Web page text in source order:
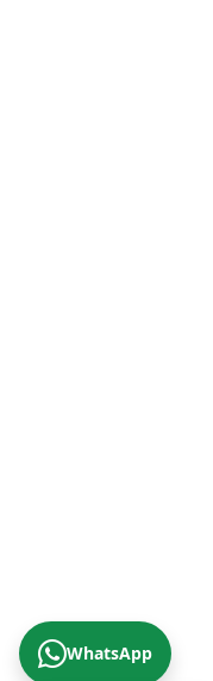
WhatsApp